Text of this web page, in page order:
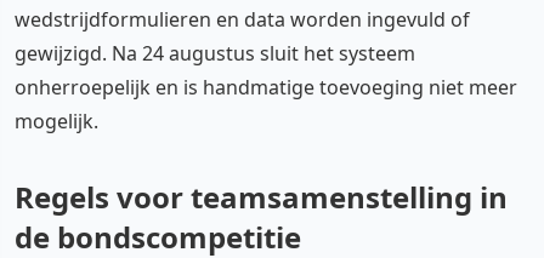
wedstrijdformulieren en data worden ingevuld of
gewijzigd. Na 24 augustus sluit het systeem
onherroepelijk en is handmatige toevoeging niet meer
mogelijk.
Regels voor teamsamenstelling in
de bondscompetitie